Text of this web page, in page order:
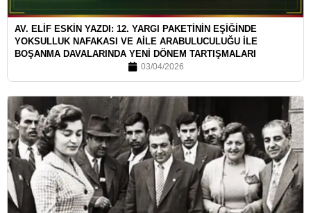
AV. ELİF ESKİN YAZDI: 12. YARGI PAKETİNİN EŞİĞİNDE
YOKSULLUK NAFAKASI VE AİLE ARABULUCULUĞU İLE
BOŞANMA DAVALARINDA YENİ DÖNEM TARTIŞMALARI
03/04/2026